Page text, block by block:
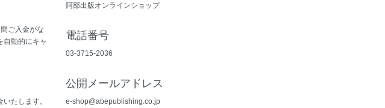
ご入金がな
自動的にキャ
たします。
阿部出版オンラインショップ
電話番号
03-3715-2036
公開メールアドレス
e-shop@abepublishing.co.jp